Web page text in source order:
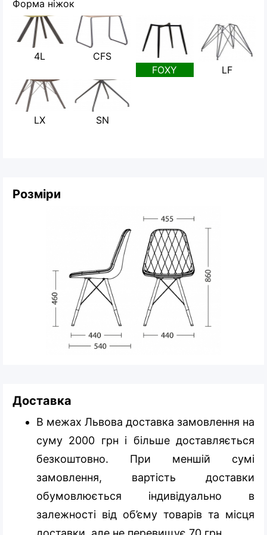
Форма ніжок
4L
CFS
FOXY
LF
LX SN
Розміри
Доставка
В межах Львова доставка замовлення на
суму 2000 грн і більше доставляється
безкоштовно. При меншій сумі
замовлення, вартість доставки
обумовлюється індивідуально в
залежності від об’єму товарів та місця